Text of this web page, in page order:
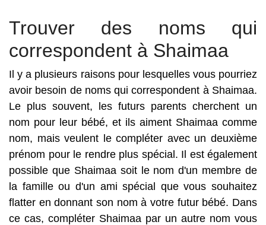
Trouver des noms qui
correspondent à Shaimaa
Il y a plusieurs raisons pour lesquelles vous pourriez
avoir besoin de noms qui correspondent à Shaimaa.
Le plus souvent, les futurs parents cherchent un
nom pour leur bébé, et ils aiment Shaimaa comme
nom, mais veulent le compléter avec un deuxième
prénom pour le rendre plus spécial. Il est également
possible que Shaimaa soit le nom d'un membre de
la famille ou d'un ami spécial que vous souhaitez
flatter en donnant son nom à votre futur bébé. Dans
ce cas, compléter Shaimaa par un autre nom vous